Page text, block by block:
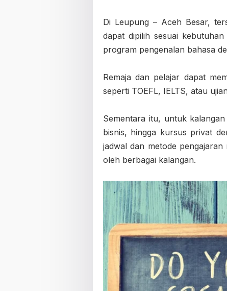
Di Leupung – Aceh Besar,
dapat dipilih sesuai
program pengenalan bahasa
Remaja dan pelajar dapat
seperti TOEFL, IELTS, atau
Sementara itu, untuk
bisnis, hingga kursus privat
jadwal dan metode pengajaran
oleh berbagai kalangan.